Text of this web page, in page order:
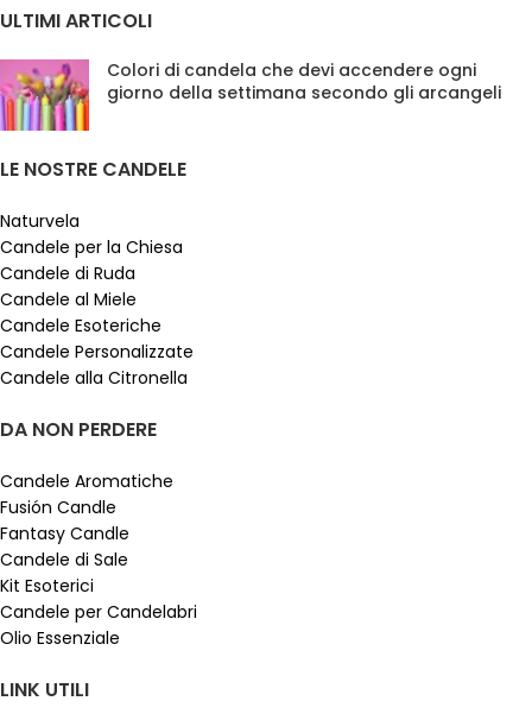
ULTIMI ARTICOLI
Colori di candela che devi accendere ogni
giorno della settimana secondo gli arcangeli
LE NOSTRE CANDELE
Naturvela
Candele per la Chiesa
Candele di Ruda
Candele al Miele
Candele Esoteriche
Candele Personalizzate
Candele alla Citronella
DA NON PERDERE
Candele Aromatiche
Fusión Candle
Fantasy Candle
Candele di Sale
Kit Esoterici
Candele per Candelabri
Olio Essenziale
LINK UTILI